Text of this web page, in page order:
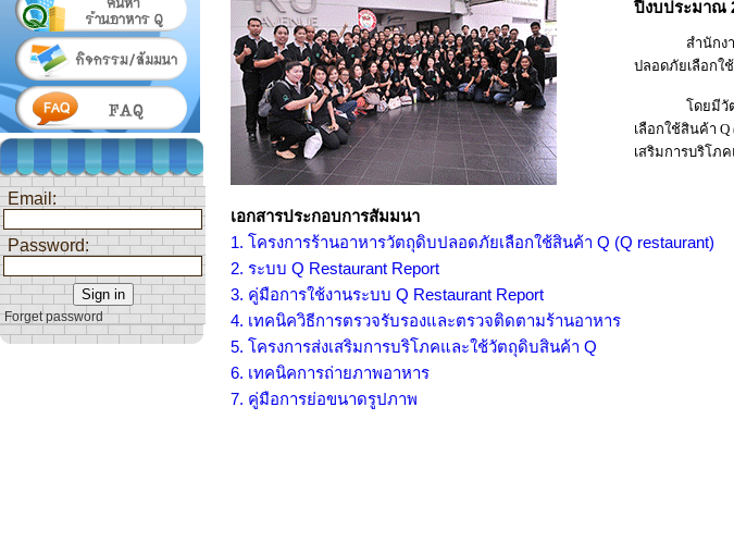
Email:
Password:
Forget password
ปีงบประมาณ
สำนักงานมาต
ปลอดภัยเลือกใ
โดยมีวัตถุประ
เลือกใช้สินค้า
เสริมการบริโภ
เอกสารประกอบการสัมมนา
1. โครงการร้านอาหารวัตถุดิบปลอดภัยเลือกใช้สินค้า Q (Q restaurant)
2. ระบบ Q Restaurant Report
3. คู่มือการใช้งานระบบ Q Restaurant Report
4. เทคนิควิธีการตรวจรับรองและตรวจติดตามร้านอาหาร
5. โครงการส่งเสริมการบริโภคและใช้วัตถุดิบสินค้า Q
6. เทคนิคการถ่ายภาพอาหาร
7. คู่มือการย่อขนาดรูปภาพ